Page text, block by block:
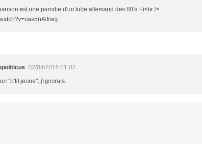
est une parodie d'un tube allemand des 80's :-)<br />
02/04/2016 01:02
"p'tit jeune", j'ignorais.